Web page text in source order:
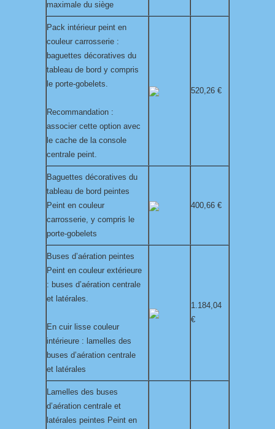
maximale du siège
Pack intérieur peint en
couleur carrosserie :
baguettes décoratives du
tableau de bord y compris
le porte-gobelets.
Recommandation :
associer cette option avec
le cache de la console
centrale peint.
520,26 €
Baguettes décoratives du
tableau de bord peintes
Peint en couleur
carrosserie, y compris le
porte-gobelets
400,66 €
Buses d’aération peintes
Peint en couleur extérieure
: buses d’aération centrale
et latérales.
En cuir lisse couleur
intérieure : lamelles des
buses d’aération centrale
et latérales
1.184,04
€
Lamelles des buses
d’aération centrale et
latérales peintes Peint en